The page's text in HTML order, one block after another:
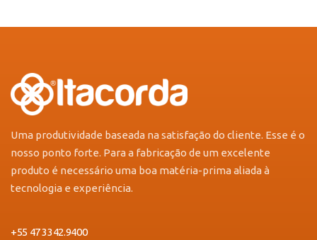
Uma produtividade baseada na satisfação do cliente. Esse é o
nosso ponto forte. Para a fabricação de um excelente
produto é necessário uma boa matéria-prima aliada à
tecnologia e experiência.
+55 47 3342.9400